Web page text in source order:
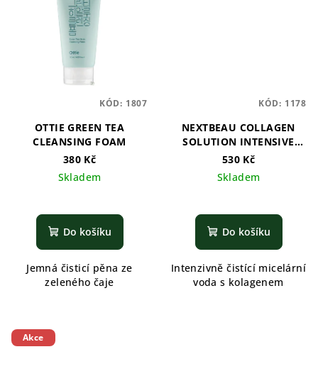
OTTIE GREEN TEA
CLEANSING FOAM
380 Kč
Skladem
Do košíku
Jemná čisticí pěna ze
zeleného čaje
KÓD: 1807
NEXTBEAU COLLAGEN
SOLUTION INTENSIVE
CLEANSING WATER
530 Kč
Skladem
Do košíku
Intenzivně čistící micelární
voda s kolagenem
KÓD: 1178
Akce